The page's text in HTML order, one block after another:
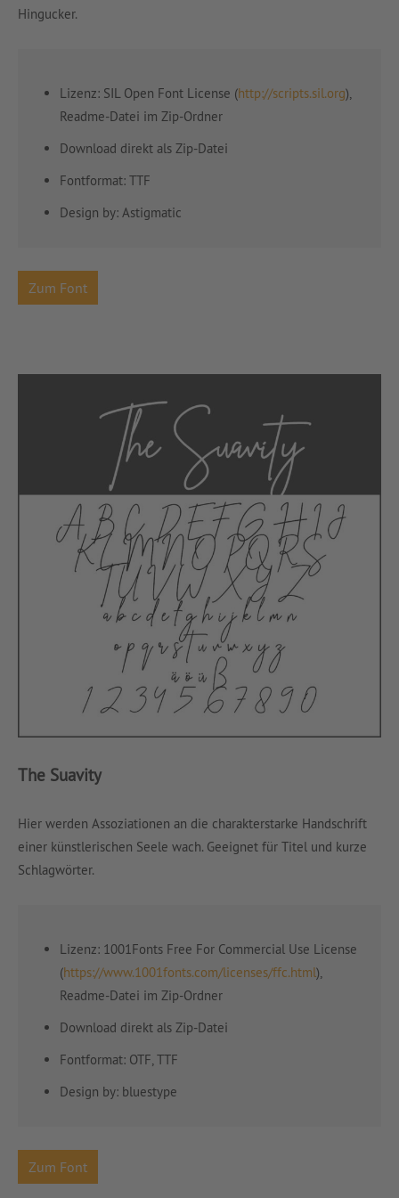
Hingucker.
Lizenz: SIL Open Font License (http://scripts.sil.org),
Readme-Datei im Zip-Ordner
Download direkt als Zip-Datei
Fontformat: TTF
Design by: Astigmatic
Zum Font
The Suavity
Hier werden Assoziationen an die charakterstarke Handschrift
einer künstlerischen Seele wach. Geeignet für Titel und kurze
Schlagwörter.
Lizenz: 1001Fonts Free For Commercial Use License
(https://www.1001fonts.com/licenses/ffc.html),
Readme-Datei im Zip-Ordner
Download direkt als Zip-Datei
Fontformat: OTF, TTF
Design by: bluestype
Zum Font